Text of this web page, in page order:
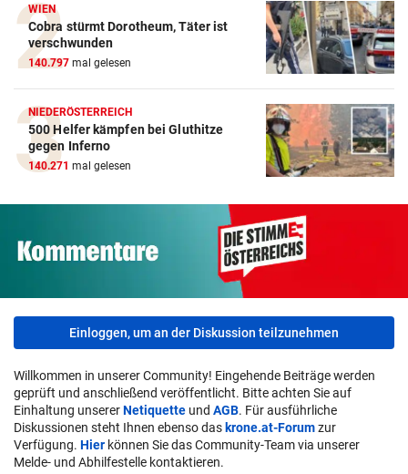
WIEN
Cobra stürmt Dorotheum, Täter ist
verschwunden
140.797 mal gelesen
NIEDERÖSTERREICH
500 Helfer kämpfen bei Gluthitze
gegen Inferno
140.271 mal gelesen
Einloggen, um an der Diskussion teilzunehmen
Willkommen in unserer Community! Eingehende Beiträge werden
geprüft und anschließend veröffentlicht. Bitte achten Sie auf
Einhaltung unsererNetiquette und AGB. Für ausführliche
Diskussionen steht Ihnen ebenso das krone.at-Forumzur
Verfügung. Hier können Sie das Community-Team via unserer
Melde- und Abhilfestelle kontaktieren.